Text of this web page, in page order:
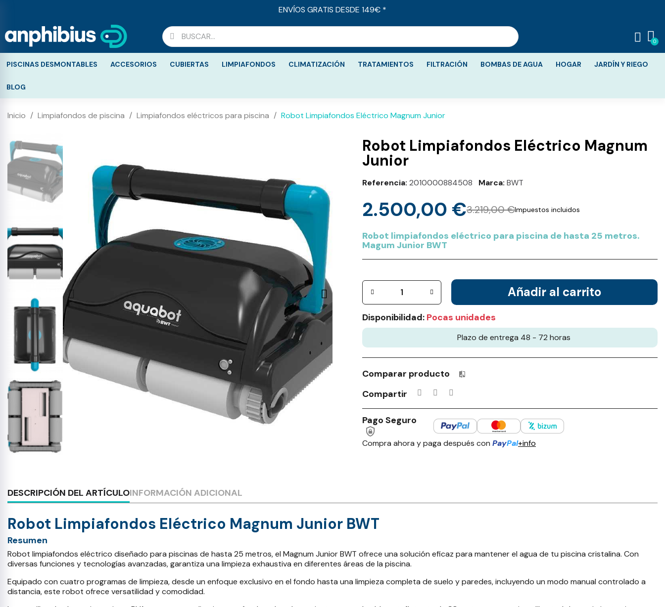
ENVÍOS GRATIS DESDE 149€ *
PISCINAS DESMONTABLES ACCESORIOS CUBIERTAS LIMPIAFONDOS CLIMATIZACIÓN TRATAMIENTOS FILTRACIÓN BOMBAS DE AGUA HOGAR JARDÍN Y RIEGO
BLOG
Inicio Limpiafondos de piscina Limpiafondos eléctricos para piscina Robot Limpiafondos Eléctrico Magnum Junior
Robot Limpiafondos Eléctrico Magnum
Junior
Referencia 2010000884508 Marca BWT
3.219,00 €
2.500,00 € Impuestos incluidos
Robot limpiafondos eléctrico para piscina de hasta 25 metros.
Magum Junior BWT
Añadir al carrito
Disponibilidad: Pocas unidades
Plazo de entrega 48 - 72 horas
Comparar producto Productos incluidos en tu lista de comparación: 0 / 4
Compartir
Pago Seguro
Compra ahora y paga después con PayPal+info
DESCRIPCIÓN DEL ARTÍCULOINFORMACIÓN ADICIONAL
Robot Limpiafondos Eléctrico Magnum Junior BWT
Resumen
Robot limpiafondos eléctrico diseñado para piscinas de hasta 25 metros, el Magnum Junior BWT ofrece una solución eficaz para mantener el agua de tu piscina cristalina. Con
diversas funciones y tecnologías avanzadas, garantiza una limpieza exhaustiva en diferentes áreas de la piscina.
Equipado con cuatro programas de limpieza, desde un enfoque exclusivo en el fondo hasta una limpieza completa de suelo y paredes, incluyendo un modo manual controlado a
distancia, este robot ofrece versatilidad y comodidad.